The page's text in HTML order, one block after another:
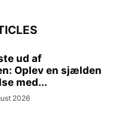
ud af
Oplev en sjælden
med...
2026